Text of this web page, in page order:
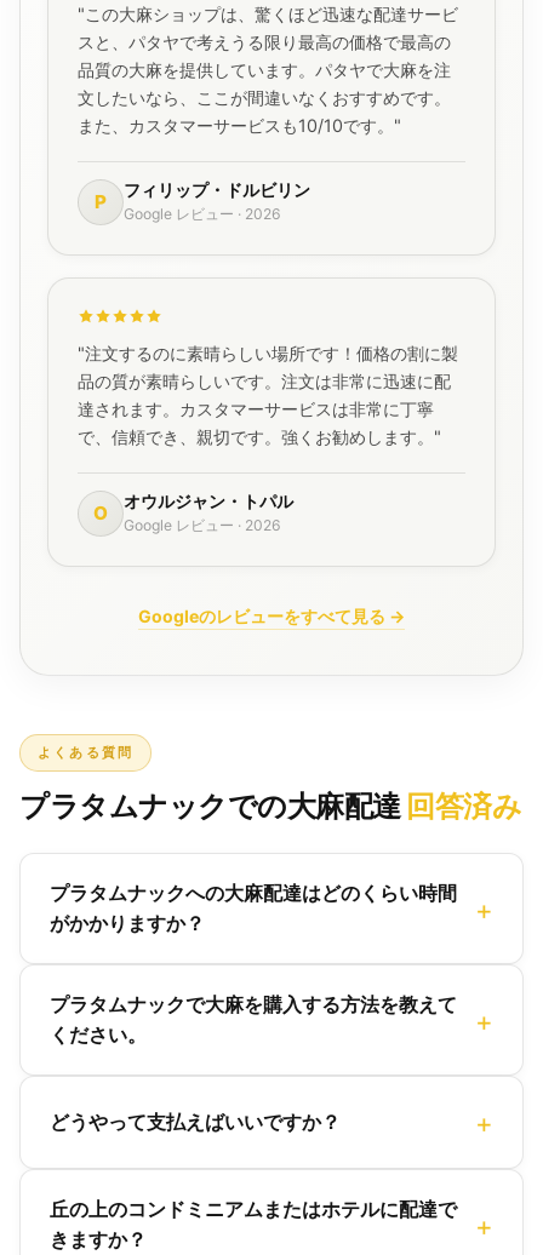
"この大麻ショップは、驚くほど迅速な配達サービ
スと、パタヤで考えうる限り最高の価格で最高の
品質の大麻を提供しています。パタヤで大麻を注
文したいなら、ここが間違いなくおすすめです。
また、カスタマーサービスも10/10です。"
P
フィリップ・ドルビリン
Google レビュー · 2026
"注文するのに素晴らしい場所です！価格の割に製
品の質が素晴らしいです。注文は非常に迅速に配
達されます。カスタマーサービスは非常に丁寧
で、信頼でき、親切です。強くお勧めします。"
O
オウルジャン・トパル
Google レビュー · 2026
Googleのレビューをすべて見る →
よくある質問
プラタムナックでの大麻配達 回答済み
プラタムナックへの大麻配達はどのくらい時間
がかかりますか？
プラタムナックで大麻を購入する方法を教えて
ください。
どうやって支払えばいいですか？
丘の上のコンドミニアムまたはホテルに配達で
きますか？